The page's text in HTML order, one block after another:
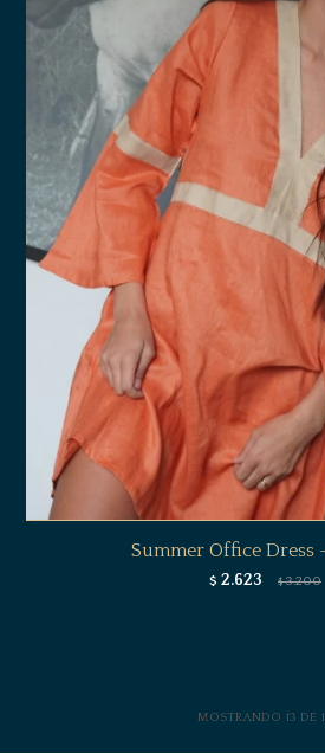
Summer Office Dress
$ 2.623 $ 3.200
MOSTRANDO 13 DE